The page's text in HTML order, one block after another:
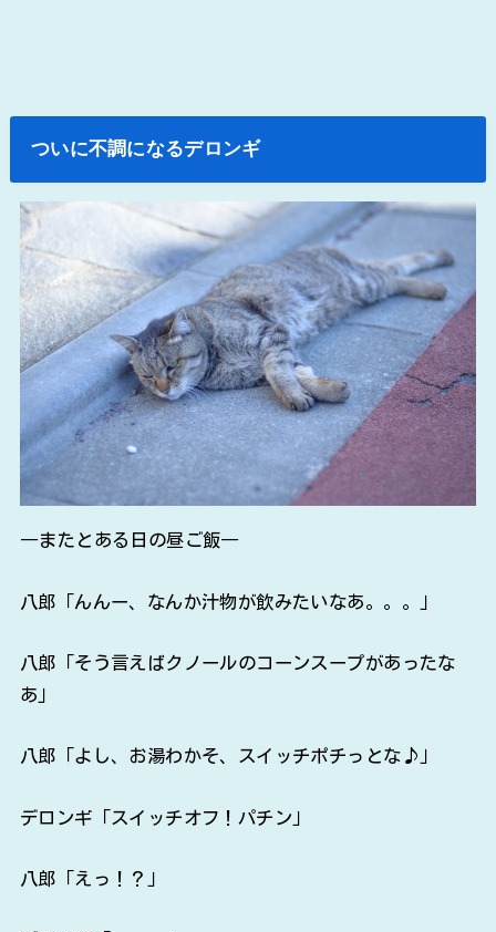
ついに不調になるデロンギ
―またとある日の昼ご飯―
八郎「んんー、なんか汁物が飲みたいなあ。。。」
八郎「そう言えばクノールのコーンスープがあったな
あ」
八郎「よし、お湯わかそ、スイッチポチっとな♪」
デロンギ「スイッチオフ！パチン」
八郎「えっ！？」